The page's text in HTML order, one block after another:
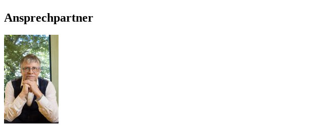
Ansprechpartner